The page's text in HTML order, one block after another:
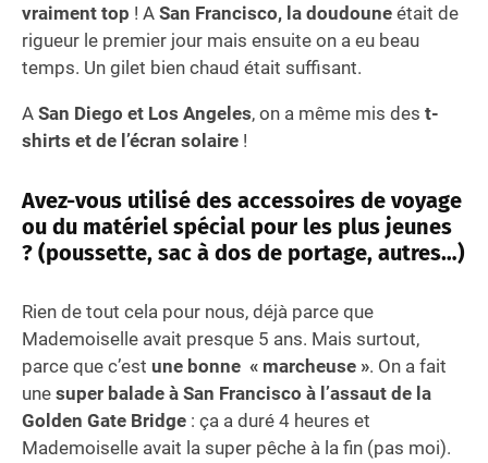
vraiment top ! A San Francisco, la doudoune était de
rigueur le premier jour mais ensuite on a eu beau
temps. Un gilet bien chaud était suffisant.
A San Diego et Los Angeles, on a même mis des t-
shirts et de l’écran solaire !
Avez-vous utilisé des accessoires de voyage
ou du matériel spécial pour les plus jeunes
? (poussette, sac à dos de portage, autres…)
Rien de tout cela pour nous, déjà parce que
Mademoiselle avait presque 5 ans. Mais surtout,
parce que c’est une bonne « marcheuse ». On a fait
une super balade à San Francisco à l’assaut de la
Golden Gate Bridge : ça a duré 4 heures et
Mademoiselle avait la super pêche à la fin (pas moi).